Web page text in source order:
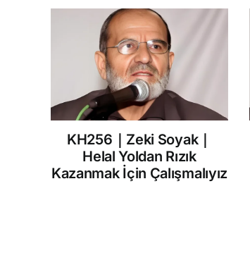
KH256｜Zeki Soyak｜
Helal Yoldan Rızık
Kazanmak İçin Çalışmalıyız